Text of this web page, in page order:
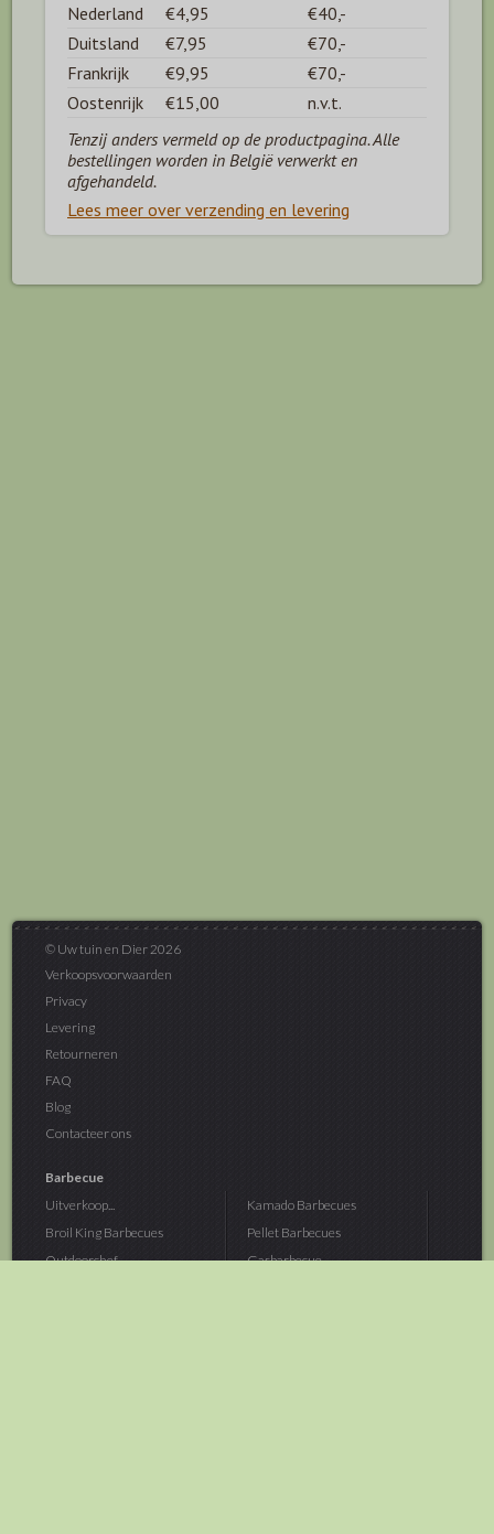
Nederland
€4,95
€40,-
Duitsland
€7,95
€70,-
Frankrijk
€9,95
€70,-
Oostenrijk
€15,00
n.v.t.
Tenzij anders vermeld op de productpagina. Alle
bestellingen worden in België verwerkt en
afgehandeld.
Lees meer over verzending en levering
© Uw tuin en Dier 2026
Verkoopsvoorwaarden
Privacy
Levering
Retourneren
FAQ
Blog
Contacteer ons
Barbecue
Uitverkoop...
Broil King Barbecues
Outdoorchef...
Kamado Barbecues
Pellet Barbecues
Gasbarbecue